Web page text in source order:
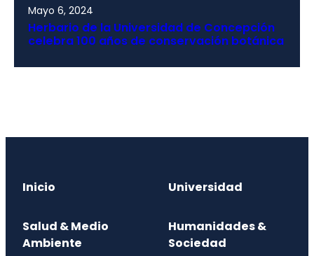
Mayo 6, 2024
Herbario de la Universidad de Concepción
celebra 100 años de conservación botánica
Inicio Universidad
Salud & Medio
Ambiente
Humanidades &
Sociedad